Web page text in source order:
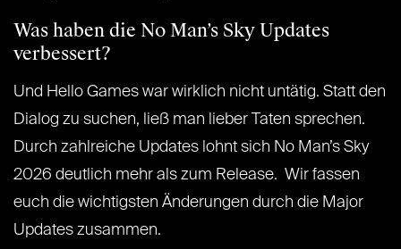
Was haben die No Man’s Sky Updates
verbessert?
Und Hello Games war wirklich nicht untätig. Statt den
Dialog zu suchen, ließ man lieber Taten sprechen.
Durch zahlreiche Updates lohnt sich No Man’s Sky
2026 deutlich mehr als zum Release. Wir fassen
euch die wichtigsten Änderungen durch die Major
Updates zusammen.